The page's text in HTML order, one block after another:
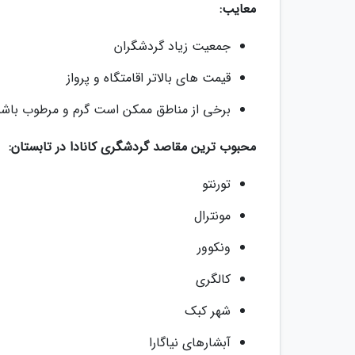
معایب:
جمعیت زیاد گردشگران
قیمت های بالاتر اقامتگاه و پرواز
برخی از مناطق ممکن است گرم و مرطوب
محبوب ترین مقاصد گردشگری کانادا در تابستان:
تورنتو
مونترال
ونکوور
کالگری
شهر کبک
آبشارهای نیاگارا